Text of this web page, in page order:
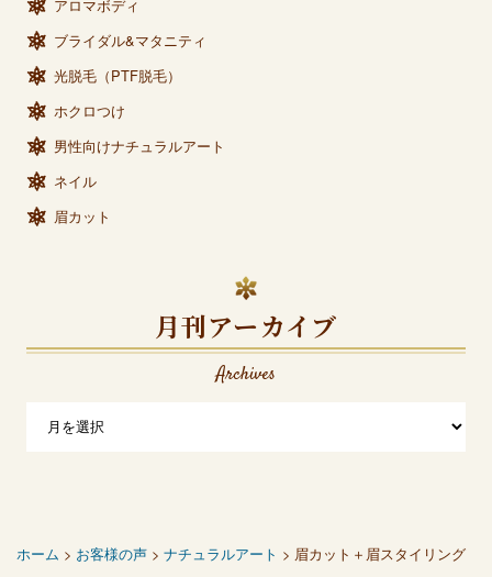
アロマボディ
ブライダル&マタニティ
光脱毛（PTF脱毛）
ホクロつけ
男性向けナチュラルアート
ネイル
眉カット
月刊アーカイブ
Archives
ホーム > お客様の声 > ナチュラルアート > 眉カット＋眉スタイリング